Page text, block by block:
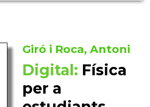
Giró i Roca, Antoni
Digital: Física
per a